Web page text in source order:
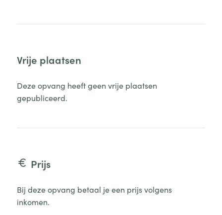
Vrije plaatsen
Deze opvang heeft geen vrije plaatsen
gepubliceerd.
Prijs
Bij deze opvang betaal je een prijs volgens
inkomen.